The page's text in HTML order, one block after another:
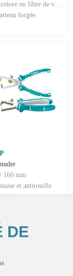
Manche bicolore en fibre de verre 900 mm
forgée
160 mm
et antirouille
DE